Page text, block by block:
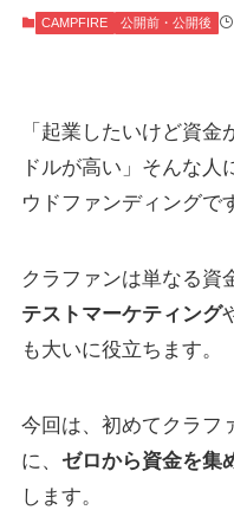
CAMPFIRE 公開前・公開後
「起業したいけど資
ドルが高い」そんな人
ウドファンディングで
クラファンは単なる資
テストマーケティング
も大いに役立ちます。
今回は、初めてクラフ
に、 ゼロから資金を集
します。